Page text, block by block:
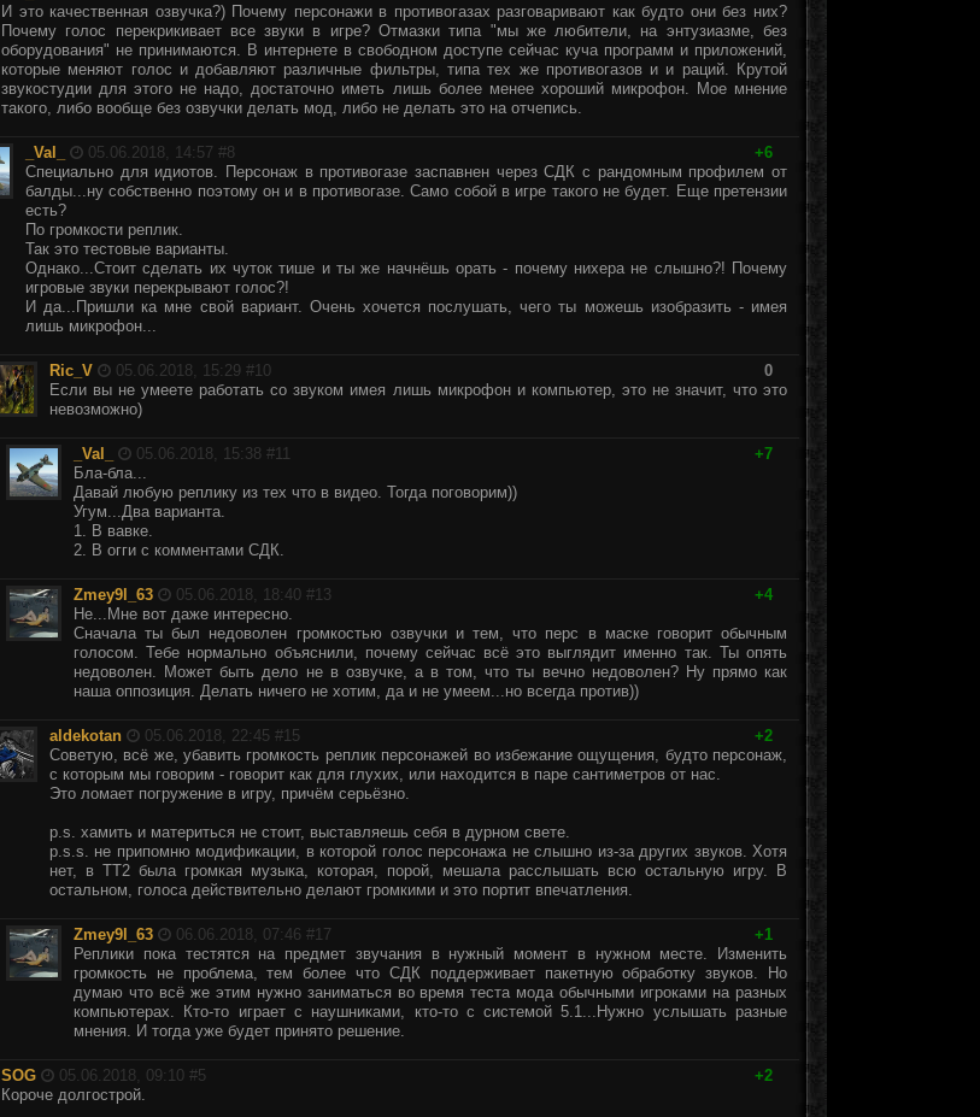
И это качественная озвучка?) Почему персонажи в противогазах разговаривают как будто они без них?
Почему голос перекрикивает все звуки в игре? Отмазки типа "мы же любители, на энтузиазме, без
оборудования" не принимаются. В интернете в свободном доступе сейчас куча программ и приложений,
которые меняют голос и добавляют различные фильтры, типа тех же противогазов и и раций. Крутой
звукостудии для этого не надо, достаточно иметь лишь более менее хороший микрофон. Мое мнение
такого, либо вообще без озвучки делать мод, либо не делать это на отчепись.
_Val_ 05.06.2018, 14:57 #8
+6
Специально для идиотов. Персонаж в противогазе заспавнен через СДК с рандомным профилем от
балды...ну собственно поэтому он и в противогазе. Само собой в игре такого не будет. Еще претензии
есть?
По громкости реплик.
Так это тестовые варианты.
Однако...Стоит сделать их чуток тише и ты же начнёшь орать - почему нихера не слышно?! Почему
игровые звуки перекрывают голос?!
И да...Пришли ка мне свой вариант. Очень хочется послушать, чего ты можешь изобразить - имея
лишь микрофон...
Ric_V 05.06.2018, 15:29 #10
0
Если вы не умеете работать со звуком имея лишь микрофон и компьютер, это не значит, что это
невозможно)
_Val_ 05.06.2018, 15:38 #11
+7
Бла-бла...
Давай любую реплику из тех что в видео. Тогда поговорим))
Угум...Два варианта.
1. В вавке.
2. В огги с комментами СДК.
Zmey9l_63 05.06.2018, 18:40 #13
+4
Не...Мне вот даже интересно.
Сначала ты был недоволен громкостью озвучки и тем, что перс в маске говорит обычным
голосом. Тебе нормально объяснили, почему сейчас всё это выглядит именно так. Ты опять
недоволен. Может быть дело не в озвучке, а в том, что ты вечно недоволен? Ну прямо как
наша оппозиция. Делать ничего не хотим, да и не умеем...но всегда против))
aldekotan 05.06.2018, 22:45 #15
+2
Советую, всё же, убавить громкость реплик персонажей во избежание ощущения, будто персонаж,
с которым мы говорим - говорит как для глухих, или находится в паре сантиметров от нас.
Это ломает погружение в игру, причём серьёзно.
p.s. хамить и материться не стоит, выставляешь себя в дурном свете.
p.s.s. не припомню модификации, в которой голос персонажа не слышно из-за других звуков. Хотя
нет, в ТТ2 была громкая музыка, которая, порой, мешала расслышать всю остальную игру. В
остальном, голоса действительно делают громкими и это портит впечатления.
Zmey9l_63 06.06.2018, 07:46 #17
+1
Реплики пока тестятся на предмет звучания в нужный момент в нужном месте. Изменить
громкость не проблема, тем более что СДК поддерживает пакетную обработку звуков. Но
думаю что всё же этим нужно заниматься во время теста мода обычными игроками на разных
компьютерах. Кто-то играет с наушниками, кто-то с системой 5.1...Нужно услышать разные
мнения. И тогда уже будет принято решение.
SOG 05.06.2018, 09:10 #5
+2
Короче долгострой.